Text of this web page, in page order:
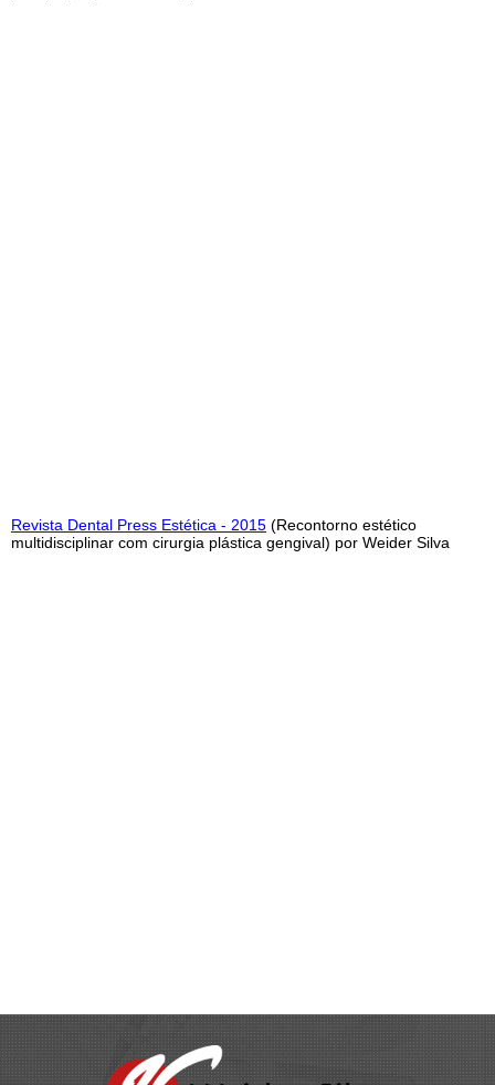
Revista Dental Press Estética - 2015 (Recontorno estético
multidisciplinar com cirurgia plástica gengival) por Weider Silva